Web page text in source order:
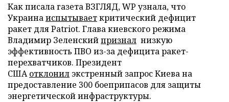
Как писала газета ВЗГЛЯД, WP узнала, что
Украинаиспытываеткритический дефицит
ракет для Patriot. Глава киевского режима
Владимир Зеленскийпризнал низкую
эффективность ПВО из-за дефицита ракет-
перехватчиков. Президент
СШАотклонил экстренный запрос Киева на
предоставление 300 боеприпасов для защиты
энергетической инфраструктуры.